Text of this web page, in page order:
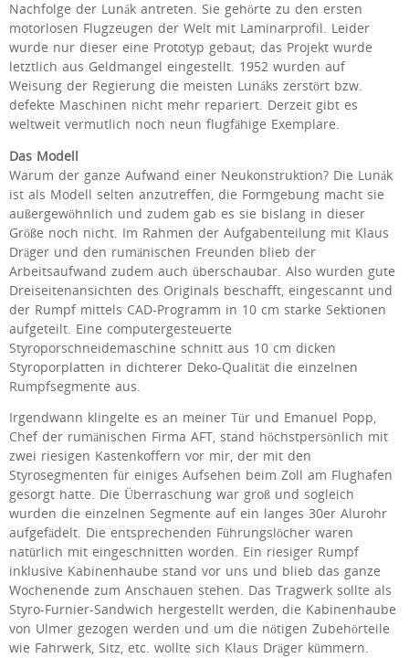
Nachfolge der Lunák antreten. Sie gehörte zu den ersten
motorlosen Flugzeugen der Welt mit Laminarprofil. Leider
wurde nur dieser eine Prototyp gebaut; das Projekt wurde
letztlich aus Geldmangel eingestellt. 1952 wurden auf
Weisung der Regierung die meisten Lunáks zerstört bzw.
defekte Maschinen nicht mehr repariert. Derzeit gibt es
weltweit vermutlich noch neun flugfähige Exemplare.
Das Modell
Warum der ganze Aufwand einer Neukonstruktion? Die Lunák
ist als Modell selten anzutreffen, die Formgebung macht sie
außergewöhnlich und zudem gab es sie bislang in dieser
Größe noch nicht. Im Rahmen der Aufgabenteilung mit Klaus
Dräger und den rumänischen Freunden blieb der
Arbeitsaufwand zudem auch überschaubar. Also wurden gute
Dreiseitenansichten des Originals beschafft, eingescannt und
der Rumpf mittels CAD-Programm in 10 cm starke Sektionen
aufgeteilt. Eine computergesteuerte
Styroporschneidemaschine schnitt aus 10 cm dicken
Styroporplatten in dichterer Deko-Qualität die einzelnen
Rumpfsegmente aus.
Irgendwann klingelte es an meiner Tür und Emanuel Popp,
Chef der rumänischen Firma AFT, stand höchstpersönlich mit
zwei riesigen Kastenkoffern vor mir, der mit den
Styrosegmenten für einiges Aufsehen beim Zoll am Flughafen
gesorgt hatte. Die Überraschung war groß und sogleich
wurden die einzelnen Segmente auf ein langes 30er Alurohr
aufgefädelt. Die entsprechenden Führungslöcher waren
natürlich mit eingeschnitten worden. Ein riesiger Rumpf
inklusive Kabinenhaube stand vor uns und blieb das ganze
Wochenende zum Anschauen stehen. Das Tragwerk sollte als
Styro-Furnier-Sandwich hergestellt werden, die Kabinenhaube
von Ulmer gezogen werden und um die nötigen Zubehörteile
wie Fahrwerk, Sitz, etc. wollte sich Klaus Dräger kümmern.